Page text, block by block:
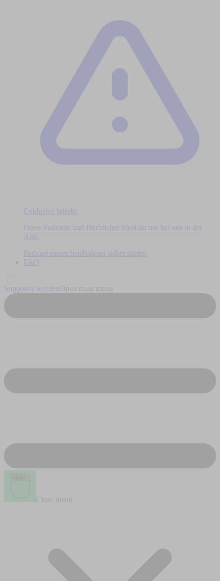
Exklusive Inhalte
Diese Podcasts und Hörbücher hörst du nur bei uns in der
App.
Podcast einreichen
Podcast selbst starten
FAQ
Supporter werden Open main menu
Close menu